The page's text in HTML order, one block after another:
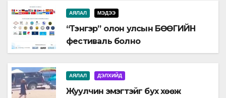
АЯЛАЛ МЭДЭЭ
“Тэнгэр” олон улсын БӨӨГИЙН
фестиваль болно
АЯЛАЛ ДЭЛХИЙД
Жуулчин эмэгтэйг бух хөөж